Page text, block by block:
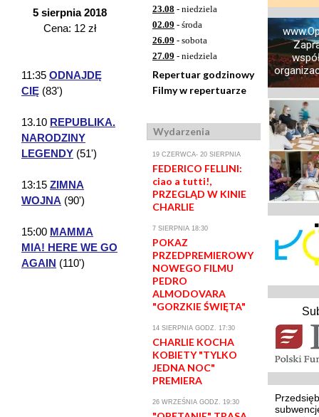
5 sierpnia 2018
Cena: 12 zł
11:35 ODNAJDĘ
CIĘ (83')
13.10 REPUBLIKA.
NARODZINY
LEGENDY (51')
13:15 ZIMNA
WOJNA (90')
15:00 MAMMA
MIA! HERE WE GO
AGAIN (110')
23.08 - niedziela
02.09 - środa
26.09 - sobota
27.09 - niedziela
Repertuar godzinowy
Filmy w repertuarze
Wydarzenia
19 CZERWCA- 20 SIERPNIA
FEDERICO FELLINI:
ciao a tutti!,
PRZEGLĄD W KINIE
CHARLIE
7 SIERPNIA 18:30
POKAZ
PRZEDPREMIEROWY
NOWEGO FILMU
PEDRO
ALMODOVARA
"GORZKIE ŚWIĘTA"
14 SIERPNIA GODZ. 17:30
CHARLIE KOCHA
KOBIETY "TYLKO
JEDNA NOC"
PREMIERA
26 WRZEŚNIA GODZ. 19:30